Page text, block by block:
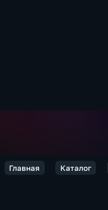
Главная Каталог